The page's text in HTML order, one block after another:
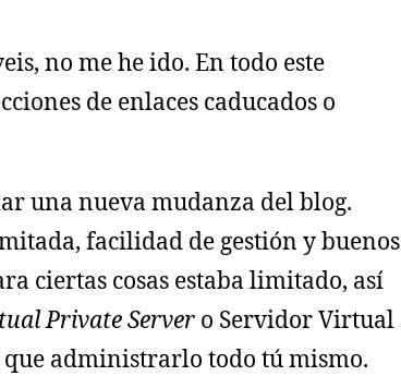
JAB,
pero
no me he ido. En todo este
de enlaces caducados o
una nueva mudanza del blog.
facilidad de gestión y buenos
ciertas cosas estaba limitado, así
Private Server o Servidor Virtual
administrarlo todo tú mismo.